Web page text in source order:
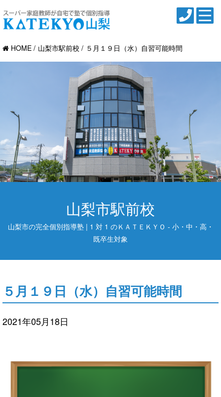
HOME 山梨市駅前校 ５月１９日（水）自習可能時間
山梨市駅前校
山梨市の完全個別指導塾 | 1 対 1 のＫＡＴＥＫＹＯ - 小・中・高・
既卒生対象
５月１９日（水）自習可能時間
2021年05月18日